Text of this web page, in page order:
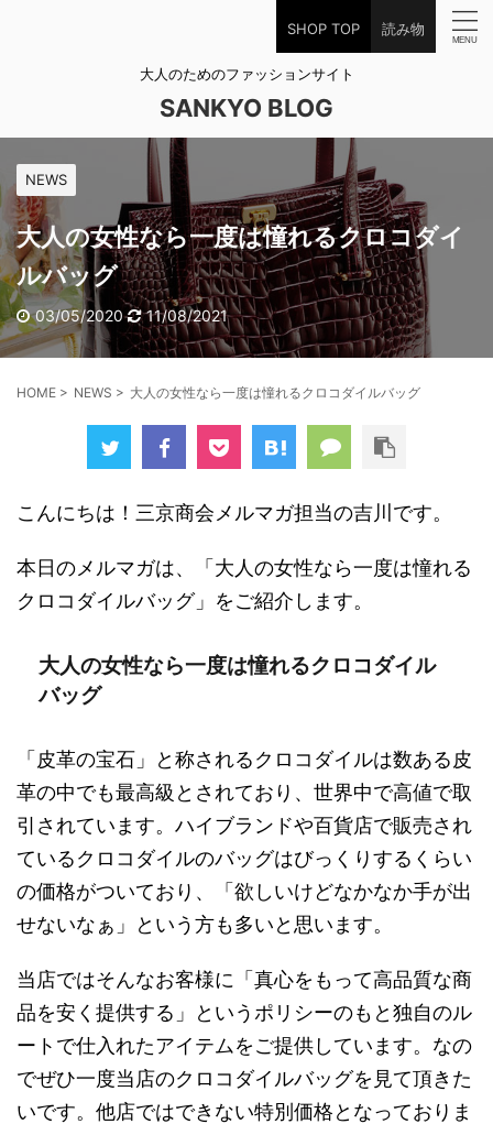
SHOP TOP 読み物
大人のためのファッションサイト
SANKYO BLOG
NEWS
大人の女性なら一度は憧れるクロコダイ
ルバッグ
03/05/2020 11/08/2021
HOME > NEWS > 大人の女性なら一度は憧れるクロコダイルバッグ
こんにちは！三京商会メルマガ担当の吉川です。
本日のメルマガは、「大人の女性なら一度は憧れる
クロコダイルバッグ」をご紹介します。
大人の女性なら一度は憧れるクロコダイル
バッグ
「皮革の宝石」と称されるクロコダイルは数ある皮
革の中でも最高級とされており、世界中で高値で取
引されています。ハイブランドや百貨店で販売され
ているクロコダイルのバッグはびっくりするくらい
の価格がついており、「欲しいけどなかなか手が出
せないなぁ」という方も多いと思います。
当店ではそんなお客様に「真心をもって高品質な商
品を安く提供する」というポリシーのもと独自のル
ートで仕入れたアイテムをご提供しています。なの
でぜひ一度当店のクロコダイルバッグを見て頂きた
いです。他店ではできない特別価格となっておりま